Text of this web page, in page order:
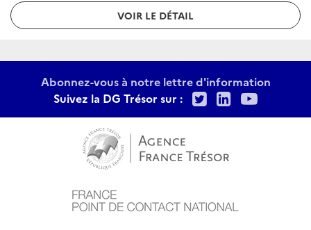
VOIR LE DÉTAIL
Abonnez-vous à notre lettre d'information
Suivez la DG Trésor sur :
TwitterLinkedIn